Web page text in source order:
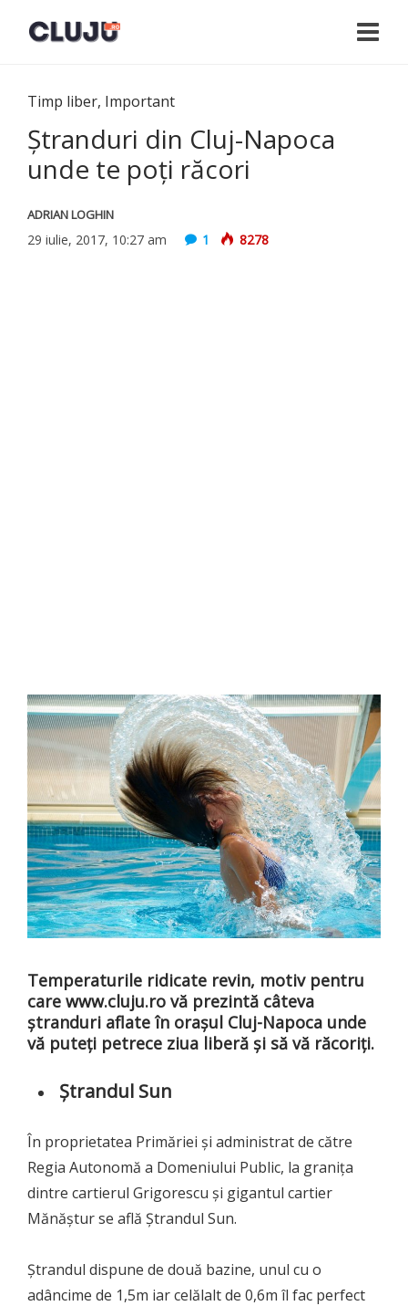
Timp liber, Important
Ștranduri din Cluj-Napoca
unde te poți răcori
ADRIAN LOGHIN
29 iulie, 2017, 10:27 am 1 8278
Temperaturile ridicate revin, motiv pentru
care www.cluju.ro vă prezintă câteva
ștranduri aflate în orașul Cluj-Napoca unde
vă puteți petrece ziua liberă și să vă răcoriți.
Ștrandul Sun
În proprietatea Primăriei și administrat de către
Regia Autonomă a Domeniului Public, la granița
dintre cartierul Grigorescu și gigantul cartier
Mănăștur se află Ștrandul Sun.
Ștrandul dispune de două bazine, unul cu o
adâncime de 1,5m iar celălalt de 0,6m îl fac perfect